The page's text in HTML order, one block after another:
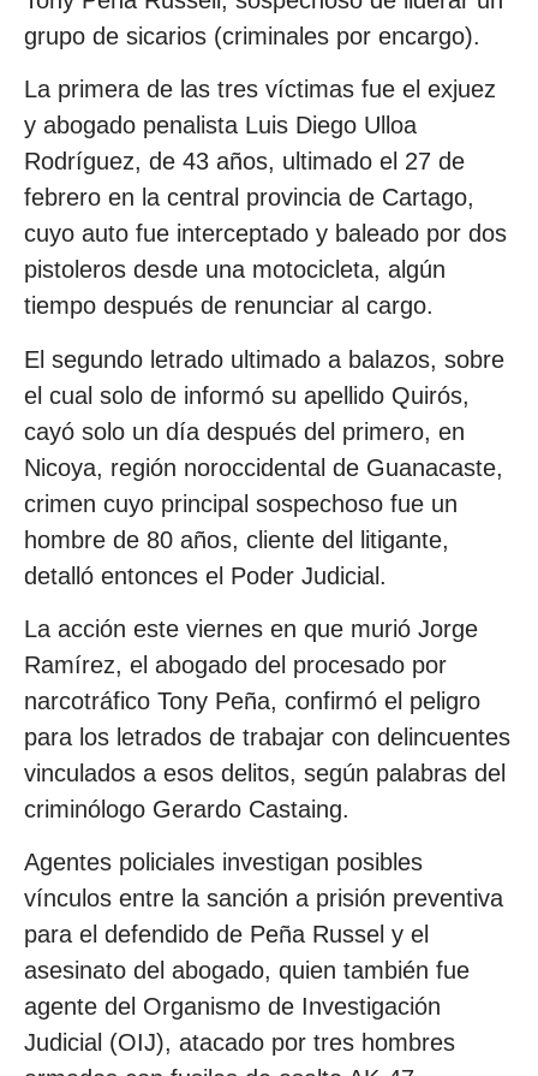
grupo de sicarios (criminales por encargo).
La primera de las tres víctimas fue el exjuez
y abogado penalista Luis Diego Ulloa
Rodríguez, de 43 años, ultimado el 27 de
febrero en la central provincia de Cartago,
cuyo auto fue interceptado y baleado por dos
pistoleros desde una motocicleta, algún
tiempo después de renunciar al cargo.
El segundo letrado ultimado a balazos, sobre
el cual solo de informó su apellido Quirós,
cayó solo un día después del primero, en
Nicoya, región noroccidental de Guanacaste,
crimen cuyo principal sospechoso fue un
hombre de 80 años, cliente del litigante,
detalló entonces el Poder Judicial.
La acción este viernes en que murió Jorge
Ramírez, el abogado del procesado por
narcotráfico Tony Peña, confirmó el peligro
para los letrados de trabajar con delincuentes
vinculados a esos delitos, según palabras del
criminólogo Gerardo Castaing.
Agentes policiales investigan posibles
vínculos entre la sanción a prisión preventiva
para el defendido de Peña Russel y el
asesinato del abogado, quien también fue
agente del Organismo de Investigación
Judicial (OIJ), atacado por tres hombres